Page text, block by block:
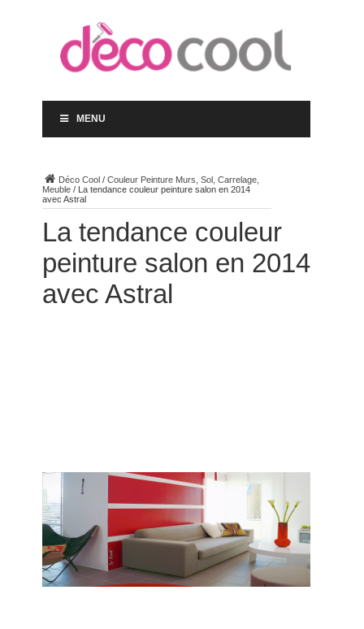
MENU
Déco Cool/ Couleur Peinture Murs, Sol, Carrelage,
Meuble/ La tendance couleur peinture salon en 2014
avec Astral
La tendance couleur
peinture salon en 2014
avec Astral